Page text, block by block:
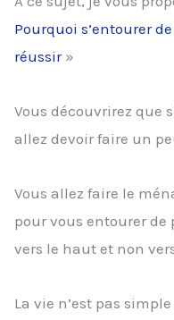
Pourquoi s’entourer
réussir»
Vous découvrirez que
allez devoir faire un
Vous allez faire le
pour vous entourer
vers le haut et non
La vie n’est pas